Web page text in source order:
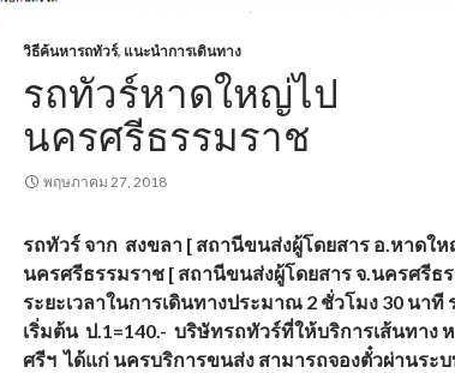
วิธีค้นหารถทัวร์, แนะนำการเดินทาง
รถทัวร์หาดใหญ่ไป
นครศรีธรรมราช
พฤษภาคม 27, 2018
รถทัวร์จาก สงขลา [ สถานีขนส่งผู้โดยสาร อ.หาดให
นครศรีธรรมราช [ สถานีขนส่งผู้โดยสาร จ.นครศรีธ
ระยะเวลาในการเดินทางประมาณ 2 ชั่วโมง 30 นาที
เริ่มต้น ป.1=140.- บริษัทรถทัวร์ที่ให้บริการเส้นทาง
ศรีฯ ได้แก่ นครบริการขนส่ง สามารถจองตั๋วผ่านระ